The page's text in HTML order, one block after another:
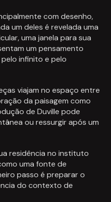
com desenho,
um deles é revelada uma
uma janela para sua
um pensamento
infinito e pelo
viajam no espaço entre
da paisagem como
de Duville pode
ou ressurgir após um
residência no instituto
uma fonte de
passo é preparar o
do contexto de